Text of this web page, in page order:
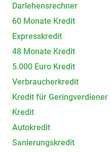
Darlehensrechner
60 Monate Kredit
Expresskredit
48 Monate Kredit
5.000 Euro Kredit
Verbraucherkredit
Kredit für Geringverdiener
Kredit
Autokredit
Sanierungskredit